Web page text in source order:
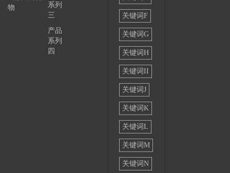
物
系列
三
产品
系列
四
关键词F
关键词G
关键词H
关键词II
关键词J
关键词K
关键词L
关键词M
关键词N